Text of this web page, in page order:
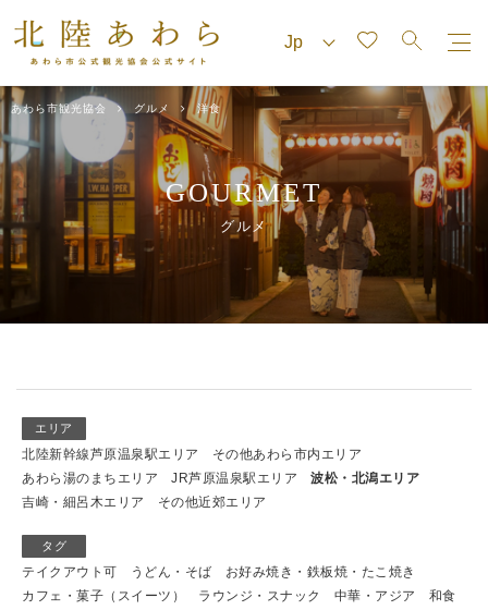
あわら市観光協会 グルメ 洋食
GOURMET
グルメ
エリア
北陸新幹線芦原温泉駅エリア
その他あわら市内エリア
あわら湯のまちエリア
JR芦原温泉駅エリア
波松・北潟エリア
吉崎・細呂木エリア
その他近郊エリア
タグ
テイクアウト可 うどん・そば
お好み焼き・鉄板焼・たこ焼き
カフェ・菓子（スイーツ）
ラウンジ・スナック 中華・アジア
和食